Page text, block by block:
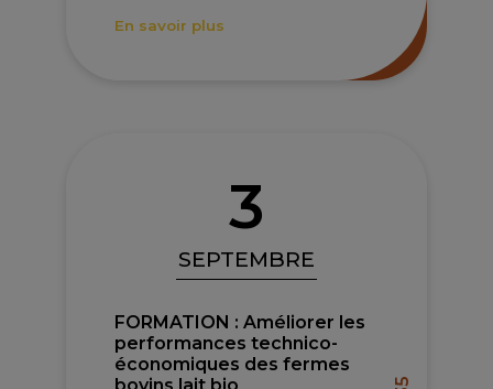
En savoir plus
3
SEPTEMBRE
FORMATION : Améliorer les
performances technico-
économiques des fermes